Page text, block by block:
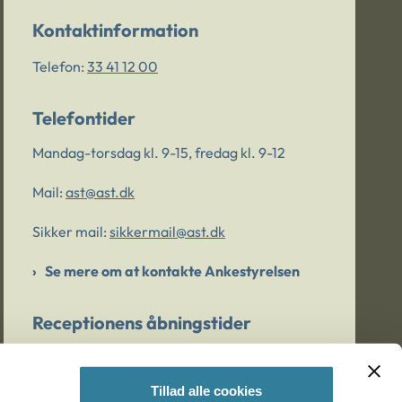
Tillad alle cookies
Kontaktinformation
Telefon: 33 41 12 00
Telefontider
Mandag-torsdag kl. 9-15, fredag kl. 9-12
Mail: ast@ast.dk
Sikker mail: sikkermail@ast.dk
Se mere om at kontakte Ankestyrelsen
Receptionens åbningstider